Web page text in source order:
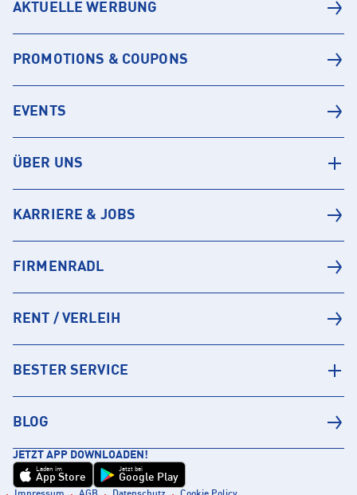
AKTUELLE WERBUNG
PROMOTIONS & COUPONS
EVENTS
ÜBER UNS
KARRIERE & JOBS
FIRMENRADL
RENT / VERLEIH
BESTER SERVICE
BLOG
JETZT APP DOWNLOADEN!
Laden im
App Store
Jetzt bei
Google Play